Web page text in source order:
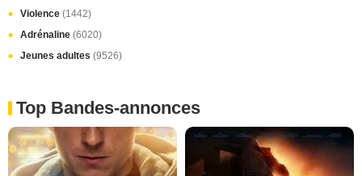
Violence (1442)
Adrénaline (6020)
Jeunes adultes (9526)
Top Bandes-annonces